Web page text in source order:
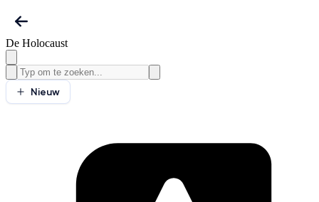
De Holocaust
Nieuw